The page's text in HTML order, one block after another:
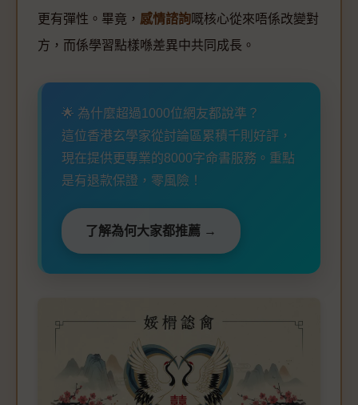
更有彈性。畢竟， 感情諮詢嘅核心從來唔係改變對
方，而係學習點樣喺差異中共同成長。
🌟 為什麼超過1000位網友都說準？
這位香港玄學家從討論區累積千則好評，
現在提供更專業的8000字命書服務。重點
是有退款保證，零風險！
了解為何大家都推薦 →